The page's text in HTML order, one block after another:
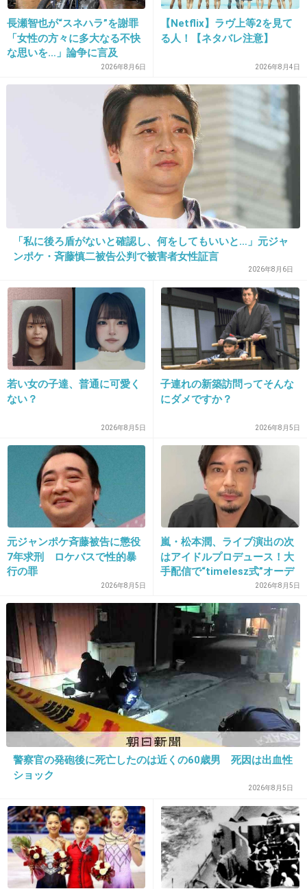
+8 -5
プゲラッチョとか２ちゃんにありそう
-6
女子高生かわいいわ 無駄無駄のテンションって。
+6 -18
プゲラッチョも、2ｃｈのpgrから来たんだろうな～。
-4
2013/01/13(日) 08:02:08
私JKですけど ばくわら
以外使ってる人
見たことないですよ(笑)
こーゆーのでJKひとくくりに
しないでほしいわー(笑)
JKがみんなばかみたいじゃん。
-24
19. 匿名 2013/01/13(日) 08:04:54
+23 -33
20. 匿名2013/01/13(日) 08:05:10
長瀬智也が“スネハラ”を謝罪
「女性の方々に多大なる不快
な思いを…」論争に言及
2026年8月6日
【Netflix】ラヴ上等2を見て
る人！【ネタバレ注意】
2026年8月4日
「私に後ろ盾がないと確認し、何をしてもいいと…」元ジャ
ンポケ・斉藤慎二被告公判で被害者女性証言
2026年8月6日
若い女の子達、普通に可愛く
ない？
2026年8月5日
子連れの新築訪問ってそんな
にダメですか？
2026年8月5日
元ジャンポケ斉藤被告に懲役
7年求刑 ロケバスで性的暴
行の罪
2026年8月5日
嵐・松本潤、ライブ演出の次
はアイドルプロデュース！大
手配信で“timelesz式”オーデ
ィション番組が進行中か2026年8月5日
警察官の発砲後に死亡したのは近くの60歳男 死因は出血性
ショック
2026年8月5日